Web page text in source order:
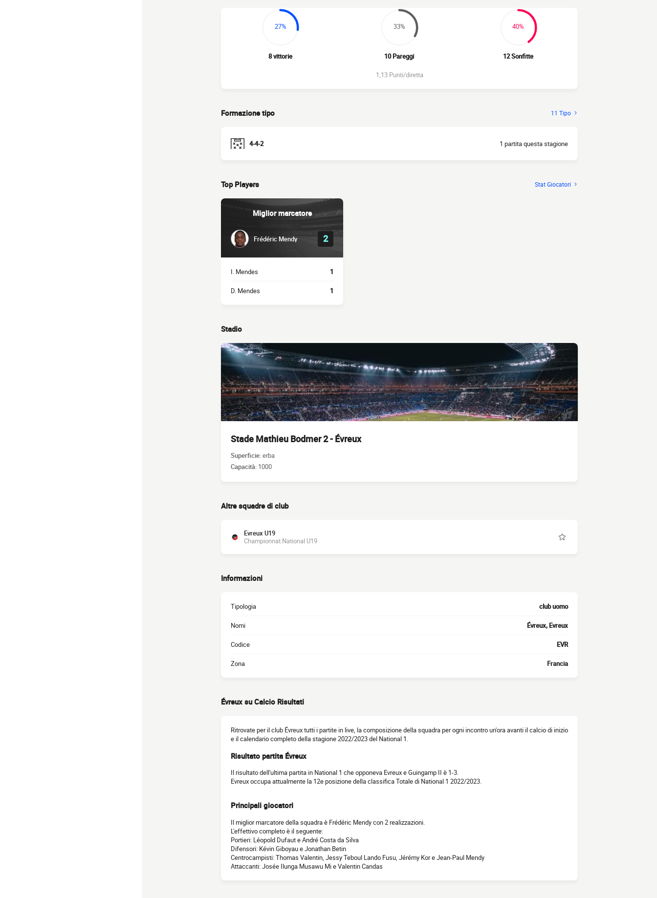
27%
8 vittorie
33%
10 Pareggi
40%
12 Sonfitte
1,13 Punti/diretta
Formazione tipo 11 Tipo
4-4-2 1 partita questa stagione
Top Players Stat Giocatori
Miglior marcatore
Frédéric Mendy 2
I. Mendes 1
D. Mendes 1
Stadio
Stade Mathieu Bodmer 2 - Évreux
Superficie:erba
Capacità: 1000
Altre squadre di club
Evreux U19
Championnat National U19
Informazioni
Tipologia club uomo
Nomi Évreux, Evreux
Codice EVR
Zona Francia
Évreux su Calcio Risultati
Ritrovate per il club Évreux tutti i partite in live, la composizione della squadra per ogni incontro un'ora avanti il calcio di inizio
e il calendario completo della stagione 2022/2023 del National 1.
Risultato partita Évreux
Il risultato dell'ultima partita in National 1 che opponeva Evreux e Guingamp II è 1-3.
Evreux occupa attualmente la 12e posizione della classifica Totale di National 1 2022/2023.
Principali giocatori
Il miglior marcatore della squadra è Frédéric Mendy con 2 realizzazioni.
L'effettivo completo è il seguente:
Portieri: Léopold Dufaut e André Costa da Silva
Difensori: Kévin Giboyau e Jonathan Betin
Centrocampisti: Thomas Valentin, Jessy Teboul Lando Fusu, Jérémy Kor e Jean-Paul Mendy
Attaccanti: Josée Ilunga Musawu Mi e Valentin Candas